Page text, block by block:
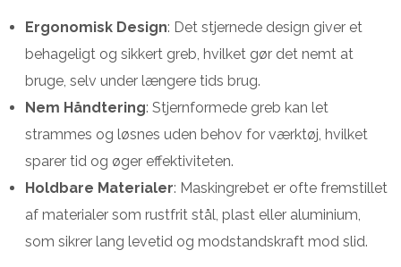
Ergonomisk Design: Det stjernede design giver et
behageligt og sikkert greb, hvilket gør det nemt at
bruge, selv under længere tids brug.
Nem Håndtering: Stjernformede greb kan let
strammes og løsnes uden behov for værktøj, hvilket
sparer tid og øger effektiviteten.
Holdbare Materialer: Maskingrebet er ofte fremstillet
af materialer som rustfrit stål, plast eller aluminium,
som sikrer lang levetid og modstandskraft mod slid.